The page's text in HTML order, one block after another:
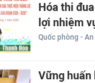
Hóa thi
lợi nhiệm
Quốc phòng -
Vững huấn